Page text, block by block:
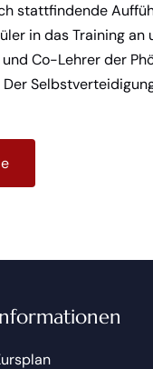
stattfindende
in das Training an
Co-Lehrer der